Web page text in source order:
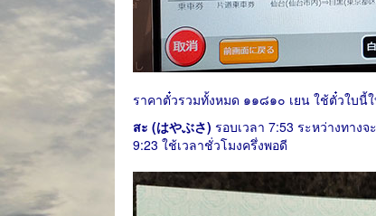
ราคาตั๋วรวมทั้งหมด ๑๑๘๑๐ เยน ใช้ตั๋วใบนี้
สะ (はやぶさ) รอบเวลา 7:53 ระหว่างทาง
9:23 ใช้เวลาชั่วโมงครึ่งพอดี